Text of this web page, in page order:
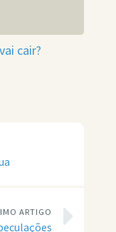
cair?
ARTIGO